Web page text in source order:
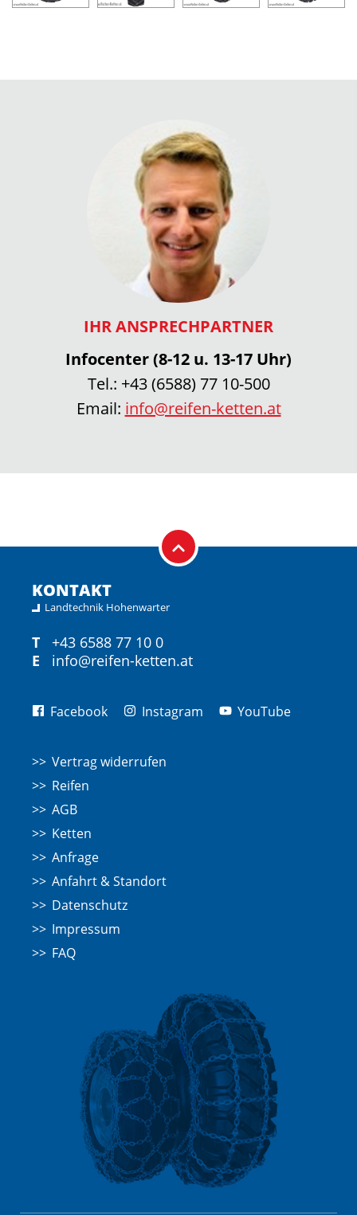
IHR ANSPRECHPARTNER
Infocenter (8-12 u. 13-17 Uhr)
Tel.: +43 (6588) 77 10-500
Email: info@reifen-ketten.at
KONTAKT
Landtechnik Hohenwarter
T
+43 6588 77 10 0
E
info@reifen-ketten.at
Facebook Instagram YouTube
Vertrag widerrufen
Reifen
AGB
Ketten
Anfrage
Anfahrt & Standort
Datenschutz
Impressum
FAQ